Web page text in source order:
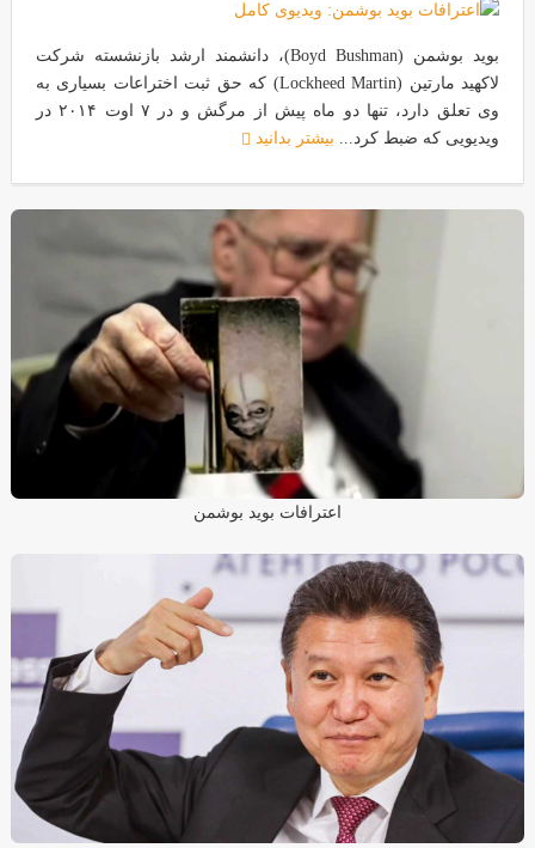
بوید بوشمن (Boyd Bushman)، دانشمند ارشد بازنشسته شرکت
لاکهید مارتین (Lockheed Martin) که حق ثبت اختراعات بسیاری به
وی تعلق دارد، تنها دو ماه پیش از مرگش و در ۷ اوت ۲۰۱۴ در
ویدیویی که ضبط کرد... بیشتر بدانید
اعترافات بوید بوشمن